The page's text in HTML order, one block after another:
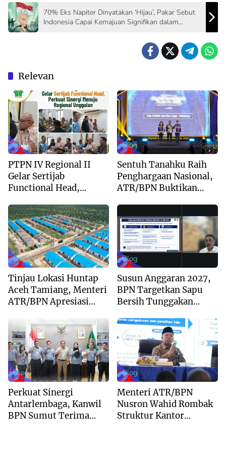
70% Eks Napiter Dinyatakan ‘Hijau’, Pakar Sebut
Indonesia Capai Kemajuan Signifikan dalam
Relevan
Blog
PTPN IV Regional II
Gelar Sertijab
Functional Head,
Regional Unggulan
Blog
Sentuh Tanahku Raih
Penghargaan Nasional,
ATR/BPN Buktikan
Layanan Pertanahan
Blog
Tinjau Lokasi Huntap
Aceh Tamiang, Menteri
ATR/BPN Apresiasi
Buddha Tzu Chi dan
Aguan
Blog
Susun Anggaran 2027,
BPN Targetkan Sapu
Bersih Tunggakan
Kepastian Waktu
Layanan
Blog
Perkuat Sinergi
Antarlembaga, Kanwil
BPN Sumut Terima
Blog
Menteri ATR/BPN
Nusron Wahid Rombak
Struktur Kantor